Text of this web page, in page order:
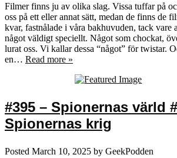
Filmer finns ju av olika slag. Vissa tuffar på
oss på ett eller annat sätt, medan de finns de
kvar, fastnålade i våra bakhuvuden, tack vare
något väldigt speciellt. Något som chockat,
lurat oss. Vi kallar dessa “något” för twistar.
en… Read more »
#395 – Spionernas värld
Spionernas krig
Posted March 10, 2025 by GeekPodden